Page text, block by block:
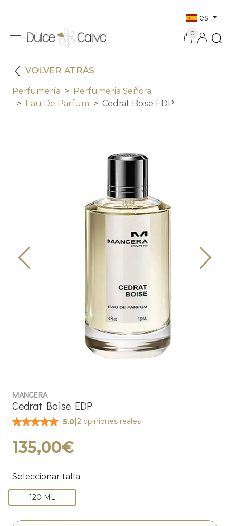
es
0
VOLVER ATRÁS
Perfumería
Perfumeria Señora
Eau De Parfum
Cedrat Boise EDP
MANCERA
Cedrat Boise EDP
5.0|2 opiniones reales
135,00€
Seleccionar talla
120 ML